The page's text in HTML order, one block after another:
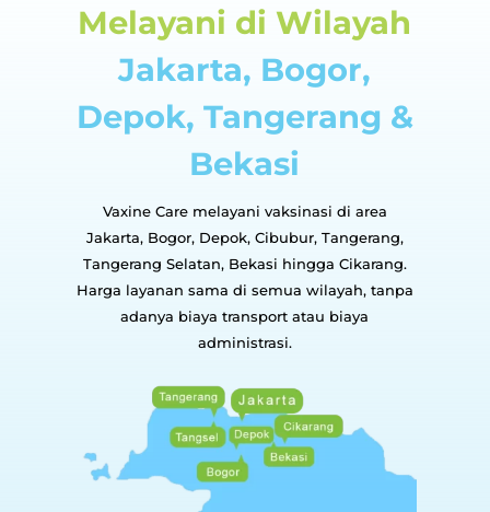
Melayani di Wilayah
Jakarta, Bogor,
Depok, Tangerang &
Bekasi
Vaxine Care melayani vaksinasi di area
Jakarta, Bogor, Depok, Cibubur, Tangerang,
Tangerang Selatan, Bekasi hingga Cikarang.
Harga layanan sama di semua wilayah, tanpa
adanya biaya transport atau biaya
administrasi.